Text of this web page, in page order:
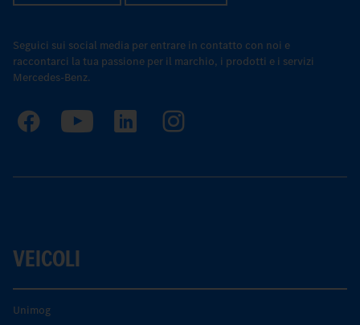
Seguici sui social media per entrare in contatto con noi e
raccontarci la tua passione per il marchio, i prodotti e i servizi
Mercedes-Benz.
VEICOLI
Unimog